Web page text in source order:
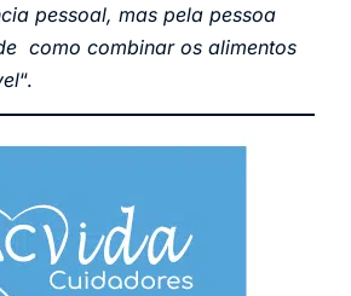
pessoal, mas pela pessoa
como combinar os alimentos
“.